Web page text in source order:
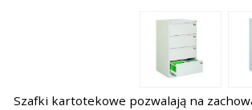
Szafki kartotekowe pozwalają na